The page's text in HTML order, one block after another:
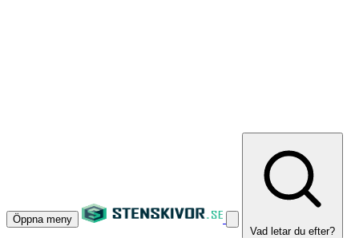
Öppna meny
Vad letar du efter?